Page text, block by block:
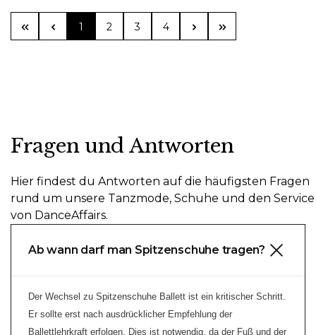
Seite
1 Seite
2 Seite
3 Seite
4
Fragen und Antworten
Hier findest du Antworten auf die häufigsten Fragen
rund um unsere Tanzmode, Schuhe und den Service
von DanceAffairs.
Ab wann darf man Spitzenschuhe tragen?
Der Wechsel zu Spitzenschuhe Ballett ist ein kritischer Schritt.
Er sollte erst nach ausdrücklicher Empfehlung der
Ballettlehrkraft erfolgen. Dies ist notwendig, da der Fuß und der